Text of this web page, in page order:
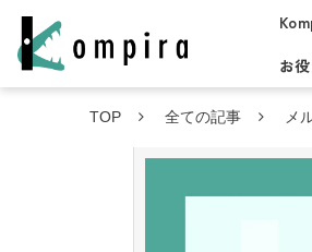
お
TOP 全ての記事 メ